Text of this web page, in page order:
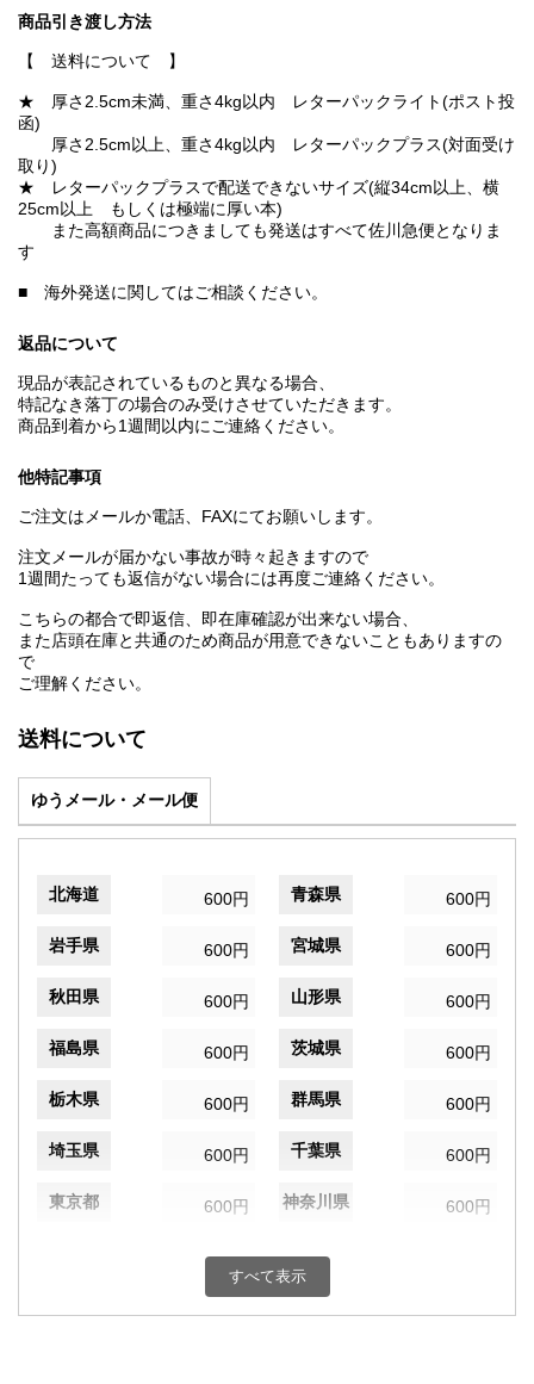
商品引き渡し方法
【 送料について 】
★ 厚さ2.5cm未満、重さ4kg以内 レターパックライト(ポスト投
函)
厚さ2.5cm以上、重さ4kg以内 レターパックプラス(対面受け
取り)
★ レターパックプラスで配送できないサイズ(縦34cm以上、横
25cm以上 もしくは極端に厚い本)
また高額商品につきましても発送はすべて佐川急便となりま
す
■ 海外発送に関してはご相談ください。
返品について
現品が表記されているものと異なる場合、
特記なき落丁の場合のみ受けさせていただきます。
商品到着から1週間以内にご連絡ください。
他特記事項
ご注文はメールか電話、FAXにてお願いします。
注文メールが届かない事故が時々起きますので
1週間たっても返信がない場合には再度ご連絡ください。
こちらの都合で即返信、即在庫確認が出来ない場合、
また店頭在庫と共通のため商品が用意できないこともありますの
で
ご理解ください。
送料について
ゆうメール・メール便
北海道 600円 青森県 600円
岩手県 600円 宮城県 600円
秋田県 600円 山形県 600円
福島県 600円 茨城県 600円
栃木県 600円 群馬県 600円
埼玉県 600円 千葉県 600円
東京都 600円 神奈川県 600円
600円 富山県
すべて表示